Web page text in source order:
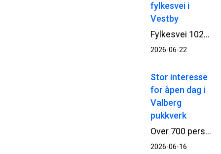
fylkesvei i
Vestby
Fylkesvei 1026 i Vestby har fått nytt liv med økt bæreevne og en mer robust veikonstruksjon etter at NCC har ferdigstilt rehabilitering og asfaltering av den om lag 2 kilometer lange veistrekningen.
2026-06-22
Stor interesse
for åpen dag i
Valberg
pukkverk
Over 700 personer tok turen da NCC åpnet portene til Valberg pukkverk og inviterte til en innholdsrik og lærerik åpen dag lørdag 13. juni. Arrangementet ga et innblikk i virksomheten bak gjerdet – og interessen var stor.
2026-06-16